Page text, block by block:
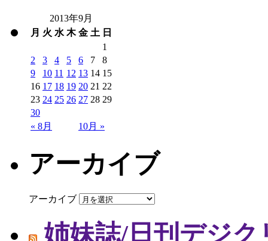
2013年9月
月 火 水 木 金 土 日
« 8月 10月 »
1
2
3 4 5 6 7
8
9
10 11 12 13 14 15
16 17 18 19 20 21 22
23 24 25 26 27 28 29
30
アーカイブ
アーカイブ
姉妹誌/日刊デジク